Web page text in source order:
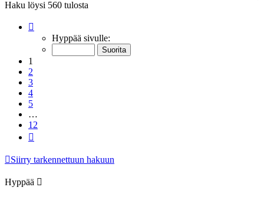
Haku löysi 560 tulosta
12 Hyppää sivulle:
1
2
3
4
5
…
12
Siirry tarkennettuun hakuun
Hyppää